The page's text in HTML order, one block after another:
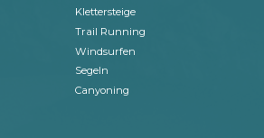
Klettersteige
Trail Running
Windsurfen
Segeln
Canyoning